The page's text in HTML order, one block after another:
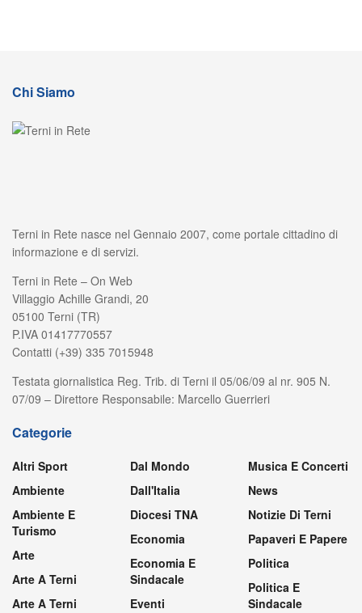
Chi Siamo
Terni in Rete nasce nel Gennaio 2007, come portale cittadino di
informazione e di servizi.
Terni in Rete – On Web
Villaggio Achille Grandi, 20
05100 Terni (TR)
P.IVA 01417770557
Contatti (+39) 335 7015948
Testata giornalistica Reg. Trib. di Terni il 05/06/09 al nr. 905 N.
07/09 – Direttore Responsabile: Marcello Guerrieri
Categorie
Altri Sport
Ambiente
Ambiente E
Turismo
Arte
Arte A Terni
Arte A Terni
Dal Mondo
Dall'Italia
Diocesi TNA
Economia
Economia E
Sindacale
Eventi
Musica E Concerti
News
Notizie Di Terni
Papaveri E Papere
Politica
Politica E
Sindacale